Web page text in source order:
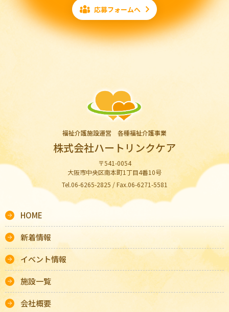
応募フォームへ
福祉介護施設運営 各種福祉介護事業
株式会社ハートリンクケア
〒541-0054
大阪市中央区南本町1丁目4番10号
Tel.06-6265-2825 / Fax.06-6271-5581
HOME
新着情報
イベント情報
施設一覧
会社概要